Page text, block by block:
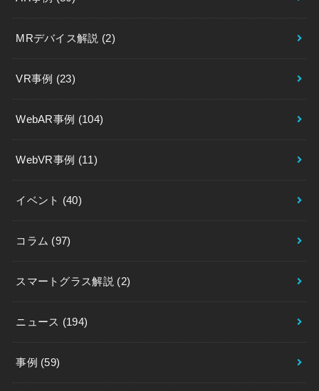
MRデバイス解説 (2)
VR事例 (23)
WebAR事例 (104)
WebVR事例 (11)
イベント (40)
コラム (97)
スマートグラス解説 (2)
ニュース (194)
事例 (59)